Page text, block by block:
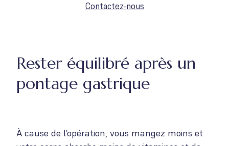
Contactez-nous
Rester équilibré après un
pontage gastrique
À cause de l’opération, vous mangez moins et